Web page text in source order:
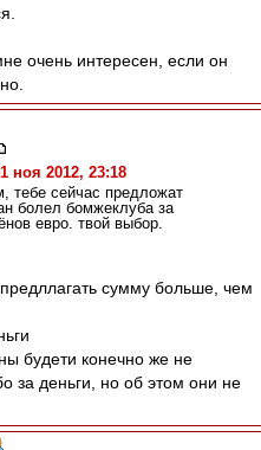
очень интересен, если он
ноя 2012, 23:18
тебе сейчас предложат
болел бомжеклуба за
евро. твой выбор.
сумму больше, чем
будети конечно же не
за деньги, но об этом они не